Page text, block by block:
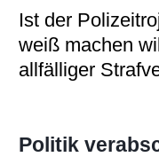
Ist der
weiß machen
allfälliger
Politik